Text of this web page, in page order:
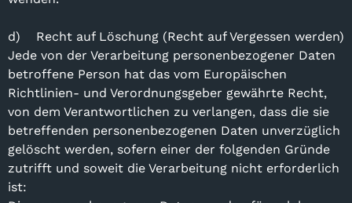
d) Recht auf Löschung (Recht auf Vergessen werden)
Jede von der Verarbeitung personenbezogener Daten
betroffene Person hat das vom Europäischen
Richtlinien- und Verordnungsgeber gewährte Recht,
von dem Verantwortlichen zu verlangen, dass die sie
betreffenden personenbezogenen Daten unverzüglich
gelöscht werden, sofern einer der folgenden Gründe
zutrifft und soweit die Verarbeitung nicht erforderlich
ist: